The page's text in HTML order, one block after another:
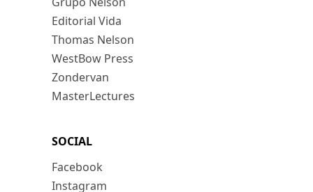
Editorial Vida
Thomas Nelson
WestBow Press
Zondervan
MasterLectures
SOCIAL
Facebook
Instagram